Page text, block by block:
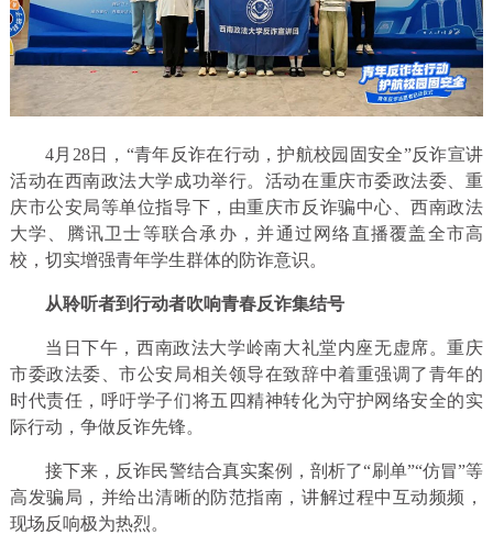
4月28日，“青年反诈在行动，护航校园固安全”反诈宣讲
活动在西南政法大学成功举行。活动在重庆市委政法委、重
庆市公安局等单位指导下，由重庆市反诈骗中心、西南政法
大学、腾讯卫士等联合承办，并通过网络直播覆盖全市高
校，切实增强青年学生群体的防诈意识。
从聆听者到行动者吹响青春反诈集结号
当日下午，西南政法大学岭南大礼堂内座无虚席。重庆
市委政法委、市公安局相关领导在致辞中着重强调了青年的
时代责任，呼吁学子们将五四精神转化为守护网络安全的实
际行动，争做反诈先锋。
接下来，反诈民警结合真实案例，剖析了“刷单”“仿冒”等
高发骗局，并给出清晰的防范指南，讲解过程中互动频频，
现场反响极为热烈。